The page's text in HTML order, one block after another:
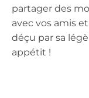
partager des
avec vos amis
déçu par sa
appétit !